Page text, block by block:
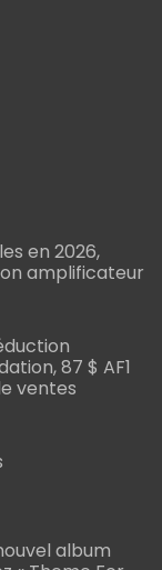
en 2026,
amplificateur
87 $ AF1
ventes
album